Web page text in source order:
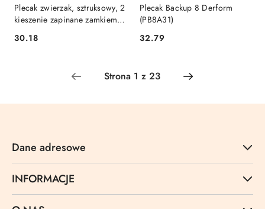
Plecak zwierzak, sztruksowy, 2
kieszenie zapinane zamkiem
Cena:
30.18
Plecak Backup 8 Derform
(PB8A31)
Cena:
32.79
Dane adresowe
INFORMACJE